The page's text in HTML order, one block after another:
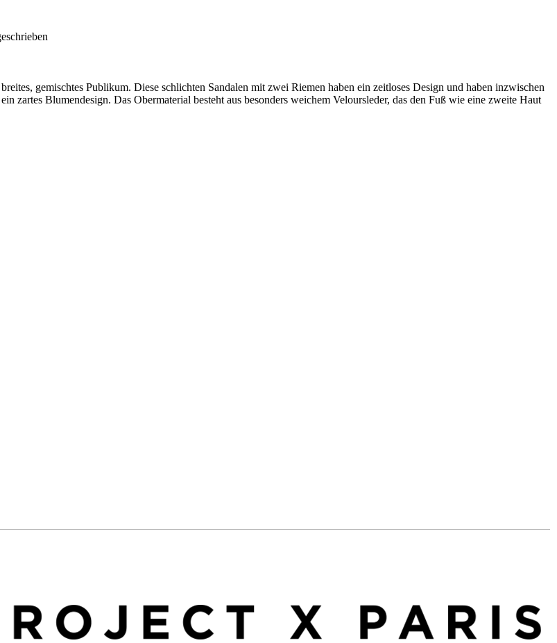
gemischtes Publikum. Diese schlichten Sandalen mit zwei Riemen haben ein zeitloses Design und haben inzwischen
zartes Blumendesign. Das Obermaterial besteht aus besonders weichem Veloursleder, das den Fuß wie eine zweite Haut